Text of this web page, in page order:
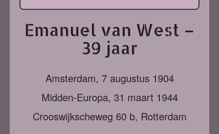
Emanuel van West –
39 jaar
Amsterdam, 7 augustus 1904
Midden-Europa, 31 maart 1944
Crooswijkscheweg 60 b, Rotterdam